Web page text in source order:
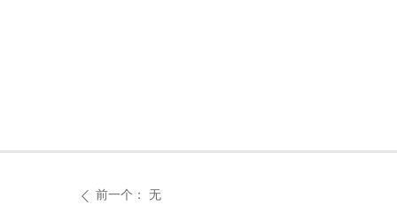
ꄴ 前一个： 无